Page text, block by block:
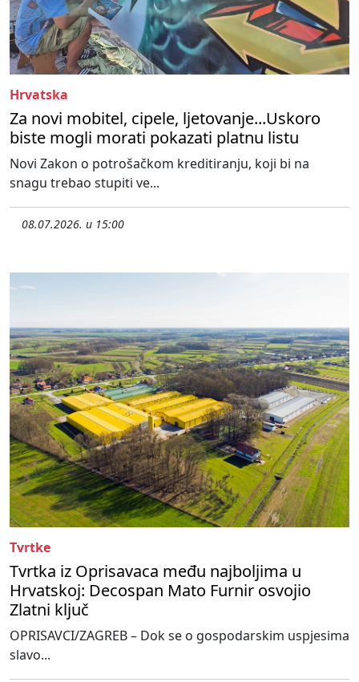
Hrvatska
Za novi mobitel, cipele, ljetovanje...Uskoro
biste mogli morati pokazati platnu listu
Novi Zakon o potrošačkom kreditiranju, koji bi na
snagu trebao stupiti ve...
08.07.2026. u 15:00
Tvrtke
Tvrtka iz Oprisavaca među najboljima u
Hrvatskoj: Decospan Mato Furnir osvojio
Zlatni ključ
OPRISAVCI/ZAGREB – Dok se o gospodarskim uspjesima
slavo...